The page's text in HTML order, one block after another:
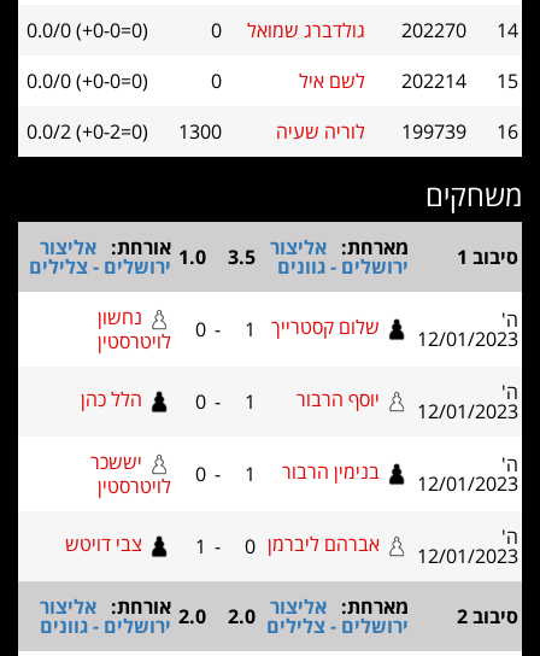
202270
גולדברג שמואל 0
0.0/0 (+0-0=0)
202214
לשם איל
0.0/0 (+0-0=0)
199739
לוריה שעיה 1300
0.0/2 (+0-2=0)
מארחת:אליצור
ירושלים - גוונים 3.5
1.0 אורחת:אליצור
ירושלים - צלילים
12/ שלום קסטרייך 1
-
0
נחשון
לויטרסטין
12/ יוסף הרבור 1 הלל כהן
12/ בנימין הרבור 1
-
יששכר
לויטרסטין
12/ אברהם ליברמן 0
-
1 צבי דויטש
מארחת:אליצור
ירושלים - צלילים 2.0
2.0 אורחת:אליצור
ירושלים - גוונים